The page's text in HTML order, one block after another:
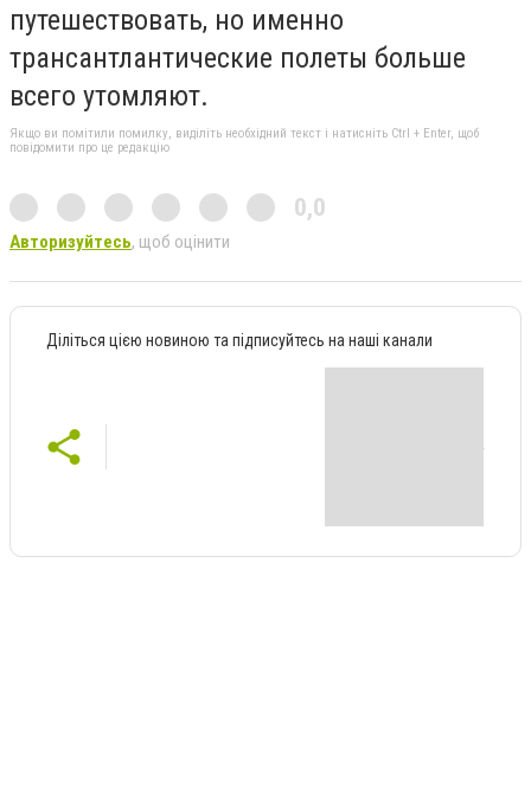
путешествовать, но именно
трансантлантические полеты больше
всего утомляют.
Якщо ви помітили помилку, виділіть необхідний текст і натисніть Ctrl + Enter, щоб
повідомити про це редакцію
0,0
Авторизуйтесь, щоб оцінити
Діліться цією новиною та підписуйтесь на наші канали